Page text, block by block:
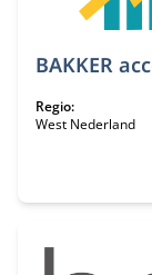
BAKKER
Regio:
West Nederland